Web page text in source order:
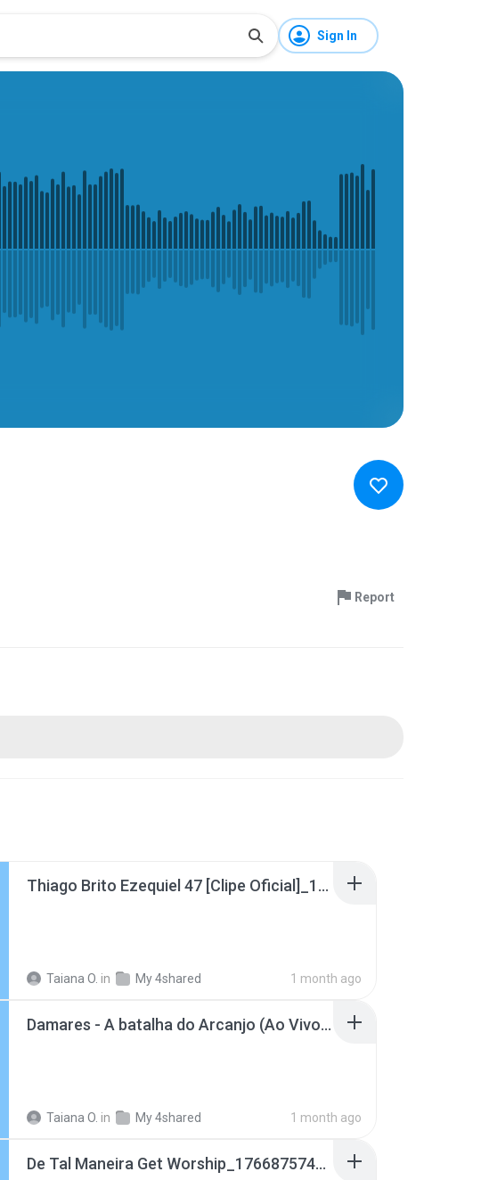
Sign In
Report
Thiago Brito Ezequiel 47 [Clipe Oficial]_1766875763742.mp3
Taiana O. in My 4shared 1 month ago
Damares - A batalha do Arcanjo (Ao Vivo)_1766875820167.mp3
Taiana O. in My 4shared 1 month ago
De Tal Maneira Get Worship_1766875745922.mp3